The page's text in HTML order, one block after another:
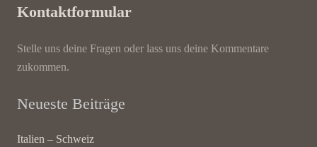
Kontaktformular
Stelle uns deine Fragen oder lass uns deine Kommentare
zukommen.
Neueste Beiträge
Italien – Schweiz